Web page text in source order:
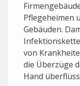
Pflegeheimen
Gebäuden.
von
die Überzüge
Hand